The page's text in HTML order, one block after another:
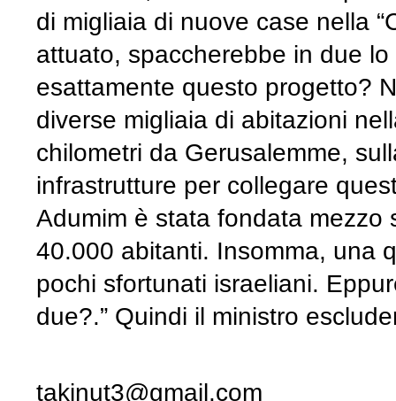
di migliaia di nuove case nella
attuato, spaccherebbe in due
esattamente questo progetto?
diverse migliaia di abitazioni
chilometri da Gerusalemme,
infrastrutture per collegare
Adumim è stata fondata
40.000 abitanti. Insomma, una
pochi sfortunati israeliani.
due?.” Quindi il ministro
takinut3@gmail.com